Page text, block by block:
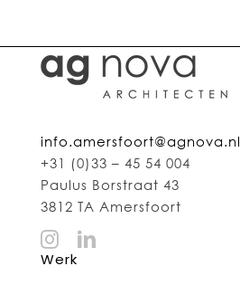
Aanpak
Search
for:
info.amersfoort@agnova.nl
+31 (0)33 – 45 54 004
Paulus Borstraat 43
3812 TA Amersfoort
Werk